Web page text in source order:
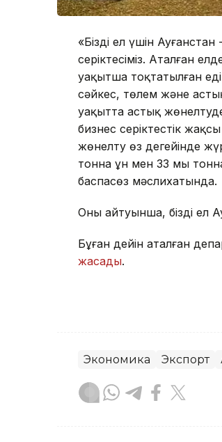
«Біздің ел үшін
серіктесіміз. Аталған
уақытша тоқтатылған
сәйкес, төлем және
уақытта астық
бизнес серіктестік
жөнелту өз деңгейінде
тонна ұн мен 33 мың
баспасөз мәслихатында.
Оның айтуынша, біздің ел
Бұған дейін аталған
жасады.
Экономика Экспорт